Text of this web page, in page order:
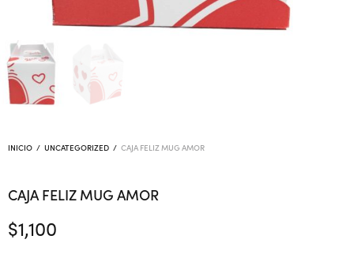
INICIO / UNCATEGORIZED / CAJA FELIZ MUG AMOR
CAJA FELIZ MUG AMOR
$1,100